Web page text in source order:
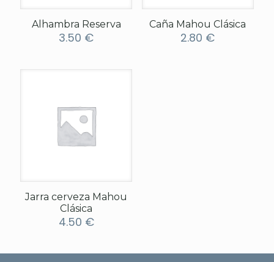
Alhambra Reserva
3.50 €
Caña Mahou Clásica
2.80 €
Jarra cerveza Mahou
Clásica
4.50 €